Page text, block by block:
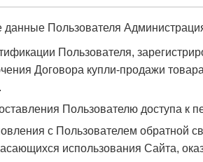
Пользователя
Пользователя,
Договора купли-продажи
Пользователю доступа к
с Пользователем обратной
использования Сайта,